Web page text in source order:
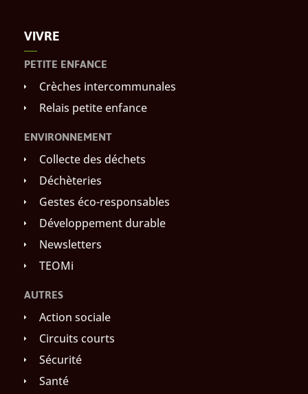
VIVRE
PETITE ENFANCE
Crèches intercommunales
Relais petite enfance
ENVIRONNEMENT
Collecte des déchets
Déchèteries
Gestes éco-responsables
Développement durable
Newsletters
TEOMi
AUTRES
Action sociale
Circuits courts
Sécurité
Santé